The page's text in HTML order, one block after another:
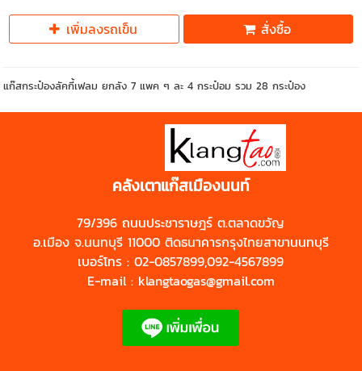
เพิ่มลงรถเข็น สั่งซื้อ
แก๊สกระป๋องลัคกี้เฟลม ยกลัง 7 แพค ๆ ละ 4 กระป๋อม รวม 28 กระป๋อง
คลังเตาแก๊สเมืองนนท์
79/396 ถนนประชาราษฎร์ ต.ตลาดขวัญ
อ.เมือง จ.นนทบุรี 11000 ติดธนาคารกรุงไทยสาขานนทบุรี
เบอร์โทร : 02-0857899,092-4567899
E-mail : klangtaogas@gmail.com